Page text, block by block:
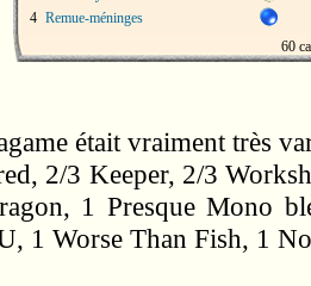
4 Remue-méninges
60
était vraiment très
2/3 Keeper, 2/3
1 Presque Mono
1 Worse Than Fish, 1